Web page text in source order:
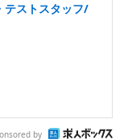
テストスタッフ/
by